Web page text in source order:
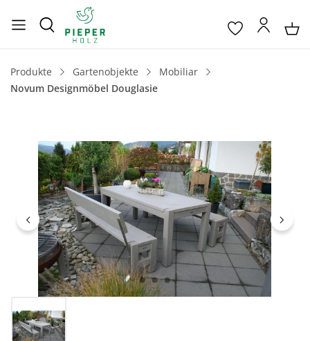
Produkte Gartenobjekte
Mobiliar
Novum Designmöbel Douglasie
Bildergalerie überspringen